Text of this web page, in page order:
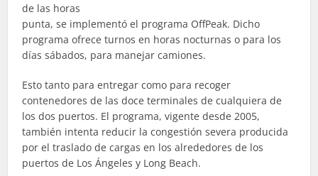
de las horas
punta, se implementó el programa OffPeak. Dicho
programa ofrece turnos en horas nocturnas o para los
días sábados, para manejar camiones.
Esto tanto para entregar como para recoger
contenedores de las doce terminales de cualquiera de
los dos puertos. El programa, vigente desde 2005,
también intenta reducir la congestión severa producida
por el traslado de cargas en los alrededores de los
puertos de Los Ángeles y Long Beach.